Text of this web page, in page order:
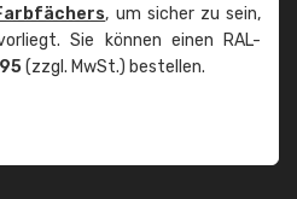
, um sicher zu sein,
Sie können einen RAL-
(zzgl. MwSt.) bestellen.